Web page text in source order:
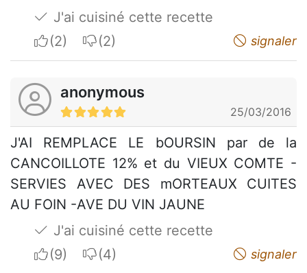
J'ai cuisiné cette recette
I apreciateI do not appreciate signaler
anonymous
25/03/2016
J'AI REMPLACE LE bOURSIN par de la
CANCOILLOTE 12% et du VIEUX COMTE -
SERVIES AVEC DES mORTEAUX CUITES
AU FOIN -AVE DU VIN JAUNE
J'ai cuisiné cette recette
I apreciateI do not appreciate signaler